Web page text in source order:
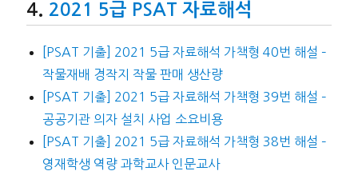
2021 5급 PSAT 자료해석
[PSAT 기출] 2021 5급 자료해석 가책형 40번 해설 –
작물재배 경작지 작물 판매 생산량
[PSAT 기출] 2021 5급 자료해석 가책형 39번 해설 –
공공기관 의자 설치 사업 소요비용
[PSAT 기출] 2021 5급 자료해석 가책형 38번 해설 –
영재학생 역량 과학교사 인문교사